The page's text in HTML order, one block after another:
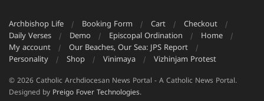
Archbishop Life Booking Form Cart
Checkout
Daily Verses
Demo Episcopal Ordination
Home
My account
Our Beaches, Our Sea: JPS Report
Personality
Shop Vinimaya Vizhinjam Protest
© 2026 Catholic Archdiocesan News Portal - A Catholic News Portal.
Designed by Preigo Fover Technologies.